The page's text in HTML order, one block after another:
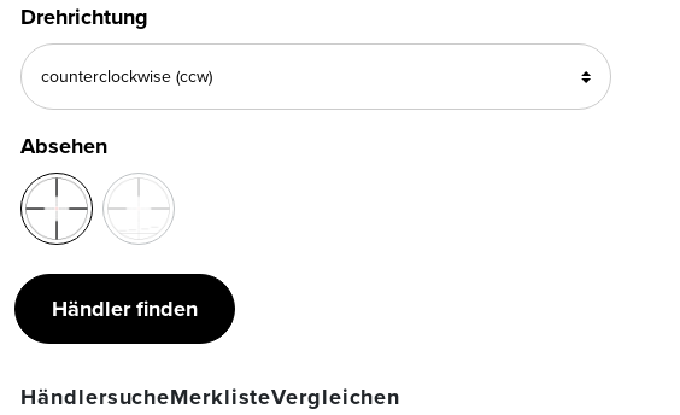
Drehrichtung
Absehen
Händler finden
HändlersucheMerklisteVergleichen